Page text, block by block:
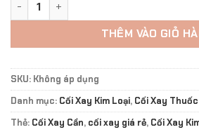
THÊM VÀO GIỎ
SKU: Không áp dụng
Danh mục: Cối Xay Kim Loại, Cối Xay Thuốc
Thẻ: Cối Xay Cần, cối xay giá rẻ, Cối Xay